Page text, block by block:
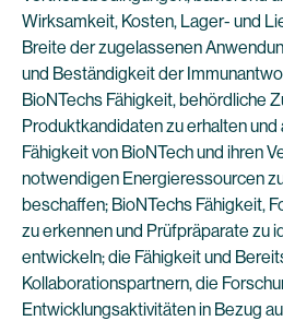
Wirksamkeit, Kosten, Lager- und
Breite der zugelassenen
und Beständigkeit der
BioNTechs Fähigkeit, behördliche
Produktkandidaten zu erhalten
Fähigkeit von BioNTech und ihren
notwendigen Energieressourcen
beschaffen; BioNTechs Fähigkeit,
zu erkennen und Prüfpräparate zu
entwickeln; die Fähigkeit und
Kollaborationspartnern, die
Entwicklungsaktivitäten in Bezug